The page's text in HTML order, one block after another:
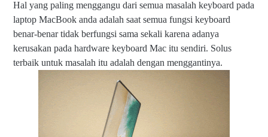
Hal yang paling menggangu dari semua masalah keyboard pada
laptop MacBook anda adalah saat semua fungsi keyboard
benar-benar tidak berfungsi sama sekali karena adanya
kerusakan pada hardware keyboard Mac itu sendiri. Solus
terbaik untuk masalah itu adalah dengan menggantinya.